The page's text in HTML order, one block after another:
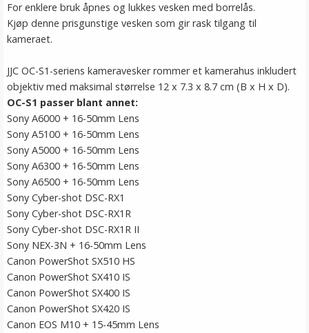
For enklere bruk åpnes og lukkes vesken med borrelås.
Kjøp denne prisgunstige vesken som gir rask tilgang til
kameraet.
JJC OC-S1-seriens kameravesker rommer et kamerahus inkludert
objektiv med maksimal størrelse 12 x 7.3 x 8.7 cm (B x H x D).
OC-S1 passer blant annet:
Sony A6000 + 16-50mm Lens
Sony A5100 + 16-50mm Lens
Sony A5000 + 16-50mm Lens
Sony A6300 + 16-50mm Lens
Sony A6500 + 16-50mm Lens
Sony Cyber-shot DSC-RX1
Sony Cyber-shot DSC-RX1R
Sony Cyber-shot DSC-RX1R II
Sony NEX-3N + 16-50mm Lens
Canon PowerShot SX510 HS
Canon PowerShot SX410 IS
Canon PowerShot SX400 IS
Canon PowerShot SX420 IS
Canon EOS M10 + 15-45mm Lens